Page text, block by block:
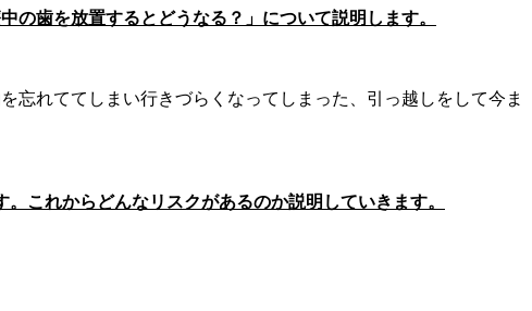
の歯を放置するとどうなる？」について説明します。
忘れててしまい行きづらくなってしまった、引っ越しをして今ま
。これからどんなリスクがあるのか説明していきます。